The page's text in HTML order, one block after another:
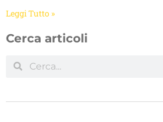
Leggi Tutto »
Cerca articoli